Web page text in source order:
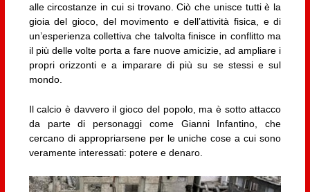
alle circostanze in cui si trovano. Ciò che unisce tutti è la
gioia del gioco, del movimento e dell’attività fisica, e di
un’esperienza collettiva che talvolta finisce in conflitto ma
il più delle volte porta a fare nuove amicizie, ad ampliare i
propri orizzonti e a imparare di più su se stessi e sul
mondo.
Il calcio è davvero il gioco del popolo, ma è sotto attacco
da parte di personaggi come Gianni Infantino, che
cercano di appropriarsene per le uniche cose a cui sono
veramente interessati: potere e denaro.